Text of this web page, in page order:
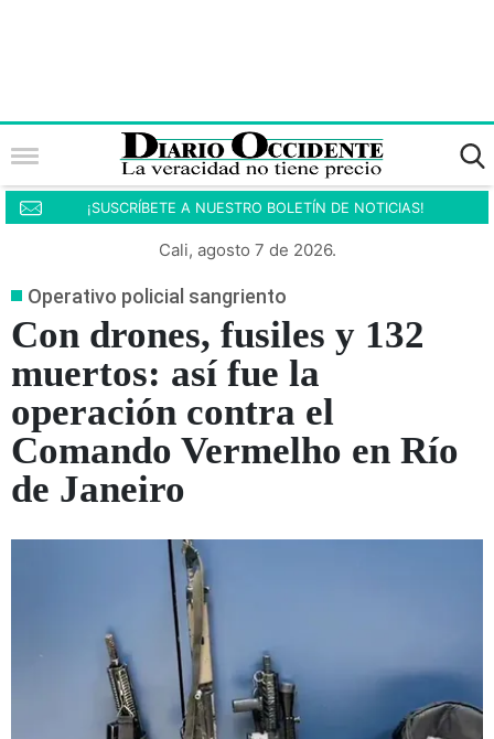
¡SUSCRÍBETE A NUESTRO BOLETÍN DE NOTICIAS!
Cali, agosto 7 de 2026.
Operativo policial sangriento
Con drones, fusiles y 132
muertos: así fue la
operación contra el
Comando Vermelho en Río
de Janeiro